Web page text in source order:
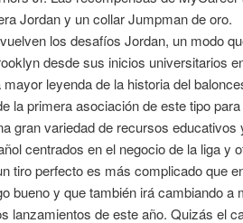
Jordan y un collar Jumpman de oro.
los desafíos Jordan, un modo
desde sus inicios universitarios
leyenda de la historia del
la primera asociación de este tipo
gran variedad de recursos educativos
centrados en el negocio de la liga y
tiro perfecto es más complicado que
bueno y que también irá cambiando a
lanzamientos de este año. Quizás el